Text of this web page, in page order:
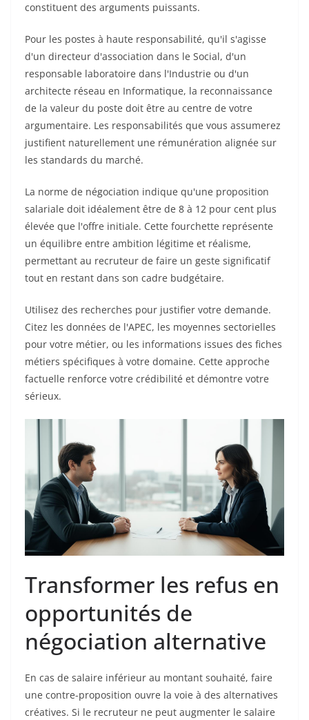
constituent des arguments puissants.
Pour les postes à haute responsabilité, qu'il s'agisse
d'un directeur d'association dans le Social, d'un
responsable laboratoire dans l'Industrie ou d'un
architecte réseau en Informatique, la reconnaissance
de la valeur du poste doit être au centre de votre
argumentaire. Les responsabilités que vous assumerez
justifient naturellement une rémunération alignée sur
les standards du marché.
La norme de négociation indique qu'une proposition
salariale doit idéalement être de 8 à 12 pour cent plus
élevée que l'offre initiale. Cette fourchette représente
un équilibre entre ambition légitime et réalisme,
permettant au recruteur de faire un geste significatif
tout en restant dans son cadre budgétaire.
Utilisez des recherches pour justifier votre demande.
Citez les données de l'APEC, les moyennes sectorielles
pour votre métier, ou les informations issues des fiches
métiers spécifiques à votre domaine. Cette approche
factuelle renforce votre crédibilité et démontre votre
sérieux.
Transformer les refus en
opportunités de
négociation alternative
En cas de salaire inférieur au montant souhaité, faire
une contre-proposition ouvre la voie à des alternatives
créatives. Si le recruteur ne peut augmenter le salaire